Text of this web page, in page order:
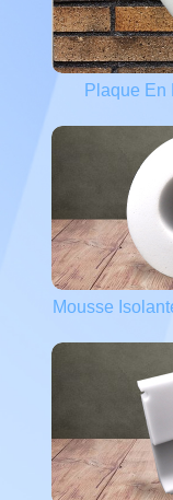
Plaque En
Mousse